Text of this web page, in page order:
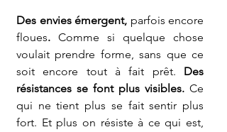
Des envies émergent, parfois encore
floues. Comme si quelque chose
voulait prendre forme, sans que ce
soit encore tout à fait prêt. Des
résistances se font plus visibles. Ce
qui ne tient plus se fait sentir plus
fort. Et plus on résiste à ce qui est,